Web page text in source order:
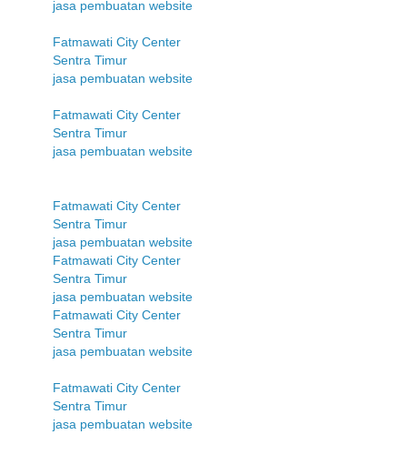
jasa pembuatan website
Fatmawati City Center
Sentra Timur
jasa pembuatan website
Fatmawati City Center
Sentra Timur
jasa pembuatan website
Fatmawati City Center
Sentra Timur
jasa pembuatan website
Fatmawati City Center
Sentra Timur
jasa pembuatan website
Fatmawati City Center
Sentra Timur
jasa pembuatan website
Fatmawati City Center
Sentra Timur
jasa pembuatan website